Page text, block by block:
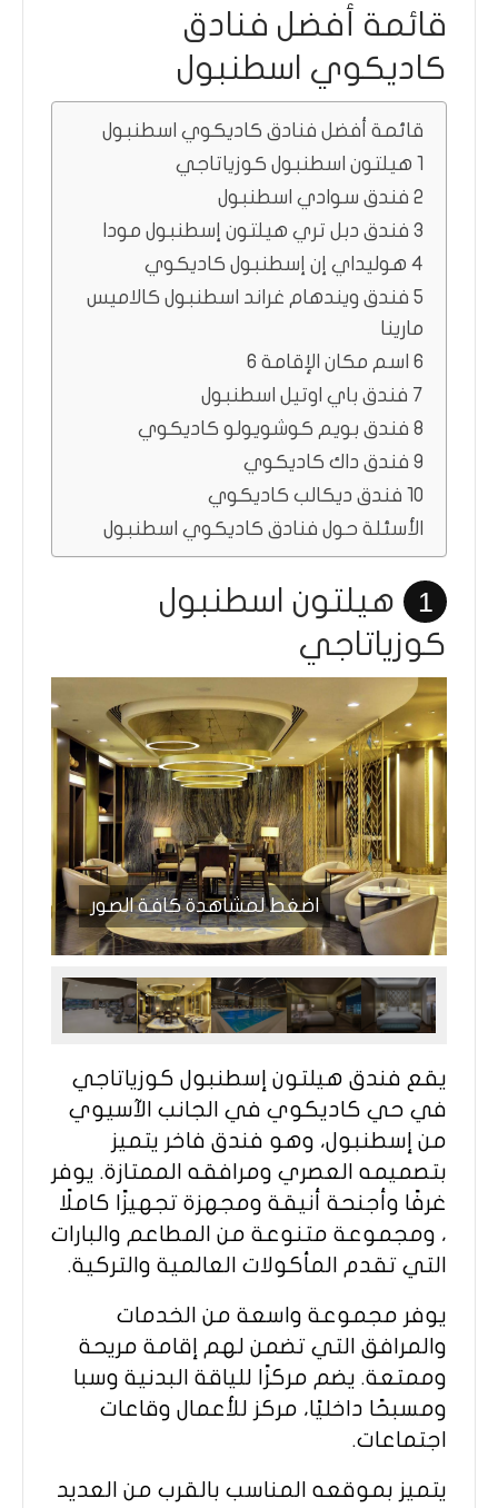
قائمة أفضل فنادق
كاديكوي اسطنبول
قائمة أفضل فنادق كاديكوي اسطنبول
1 هيلتون اسطنبول كوزياتاجي
2 فندق سوادي اسطنبول
3 فندق دبل تري هيلتون إسطنبول مودا
4 هوليداي إن إسطنبول كاديكوي
5 فندق ويندهام غراند اسطنبول كالاميس
مارينا
6 اسم مكان الإقامة 6
7 فندق باي اوتيل اسطنبول
8 فندق بويم كوشويولو كاديكوي
9 فندق داك كاديكوي
10 فندق ديكالب كاديكوي
الأسئلة حول فنادق كاديكوي اسطنبول
1
هيلتون اسطنبول
كوزياتاجي
اضغط لمشاهدة كافة الصور
يقع فندق هيلتون إسطنبول كوزياتاجي
في حي كاديكوي في الجانب الآسيوي
من إسطنبول، وهو فندق فاخر يتميز
بتصميمه العصري ومرافقه الممتازة. يوفر
غرفًا وأجنحة أنيقة ومجهزة تجهيزًا كاملًا
، ومجموعة متنوعة من المطاعم والبارات
التي تقدم المأكولات العالمية والتركية.
يوفر مجموعة واسعة من الخدمات
والمرافق التي تضمن لهم إقامة مريحة
وممتعة. يضم مركزًا للياقة البدنية وسبا
ومسبحًا داخليًا، مركز للأعمال وقاعات
اجتماعات.
يتميز بموقعه المناسب بالقرب من العديد